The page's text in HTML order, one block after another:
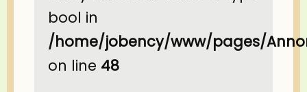
bool in
/home/jobency/www/pages/
on line 48